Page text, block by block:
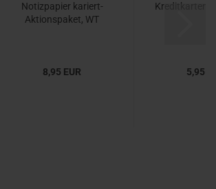
Notizpapier kariert-
Aktionspaket, WT
8,95 EUR 5,95